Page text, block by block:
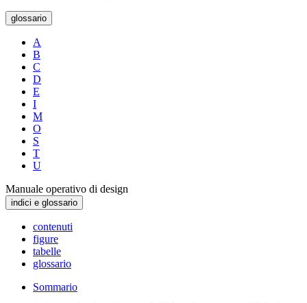
glossario
A
B
C
D
E
I
M
O
S
T
U
Manuale operativo di design
indici e glossario
contenuti
figure
tabelle
glossario
Sommario